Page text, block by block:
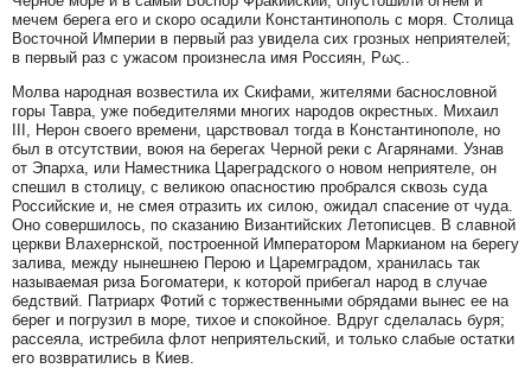
мечем берега его и скоро осадили Константинополь с моря. Столица
Восточной Империи в первый раз увидела сих грозных неприятелей;
в первый раз с ужасом произнесла имя Россиян, Ρως..
Молва народная возвестила их Скифами, жителями баснословной
горы Тавра, уже победителями многих народов окрестных. Михаил
III, Нерон своего времени, царствовал тогда в Константинополе, но
был в отсутствии, воюя на берегах Черной реки с Агарянами. Узнав
от Эпарха, или Наместника Цареградского о новом неприятеле, он
спешил в столицу, с великою опасностию пробрался сквозь суда
Российские и, не смея отразить их силою, ожидал спасение от чуда.
Оно совершилось, по сказанию Византийских Летописцев. В славной
церкви Влахернской, построенной Императором Маркианом на берегу
залива, между нынешнею Перою и Царемградом, хранилась так
называемая риза Богоматери, к которой прибегал народ в случае
бедствий. Патриарх Фотий с торжественными обрядами вынес ее на
берег и погрузил в море, тихое и спокойное. Вдруг сделалась буря;
рассеяла, истребила флот неприятельский, и только слабые остатки
его возвратились в Киев.